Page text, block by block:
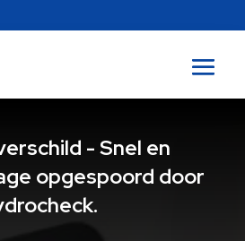
- Snel en
opgespoord door